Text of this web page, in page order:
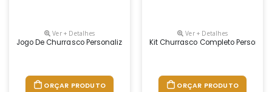
Ver + Detalhes
Jogo De Churrasco Personalizado
ORÇAR PRODUTO
Ver + Detalhes
Kit Churrasco Completo
ORÇAR PRODUTO